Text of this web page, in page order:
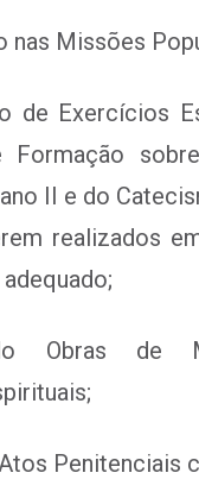
nas Missões
de Exercícios
Formação
II e do
realizados
Obras de
Penitenciais